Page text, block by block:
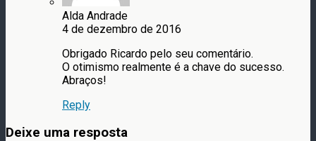
Alda Andrade
4 de dezembro de 2016
Obrigado Ricardo pelo seu comentário.
O otimismo realmente é a chave do sucesso.
Abraços!
Reply
Deixe uma resposta